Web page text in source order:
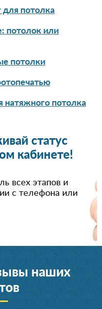
потолка
потолок или
потолки
натяжного потолка
статус
кабинете!
всех этапов и
с телефона или
наших